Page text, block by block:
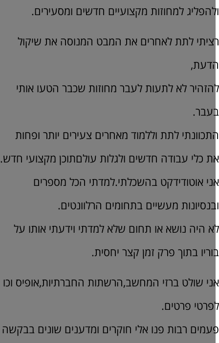
למחוזות מקצועיים חדשים ומסעירים.
לתת לאחרים את המבט המנוסה את שיקול
לא לתעות לעבר מחוזות שכבר הטעו אותי
לתת וללמוד מאחרים צעירים יותר ופחות
כלי עבודה חדשים ולגלות עולםתוכן מקצועי חדש.
אוטודידקט בהשכלתי.למדתי הכל מספרים
מעשיים בתחומים הרלוונטים.
היה נושא או תחום שלא למדתי וידעתי אותו על
בתוך פרק זמן קצר יחסית.
שולט ברזי המחשב,הרשתות החברתיות,אופיס וכו
פרטים.
רבות פנו אלי חוקרים ומדענים שונים בבקשה